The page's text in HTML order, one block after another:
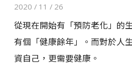
2020 / 11 / 26
從現在開始有「預防老化」的
有個「健康餘年」。而對於人
資自己，更需要健康。